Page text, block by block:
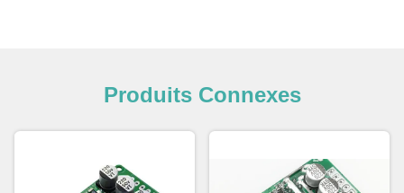
Produits Connexes